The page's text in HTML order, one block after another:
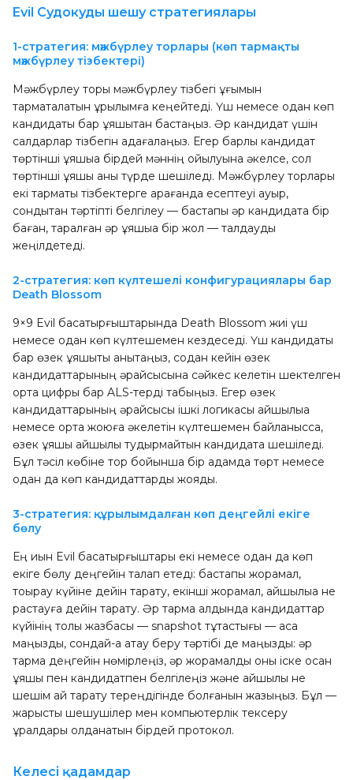
Evil Судокуды шешу стратегиялары
1-стратегия: мәжбүрлеу торлары (көп тармақты
мәжбүрлеу тізбектері)
Мәжбүрлеу торы мәжбүрлеу тізбегі ұғымын
тармақталатын құрылымға кеңейтеді. Үш немесе одан көп
кандидаты бар ұяшықтан бастаңыз. Әр кандидат үшін
салдарлар тізбегін қадағалаңыз. Егер барлық кандидат
төртінші ұяшыққа бірдей мәннің қойылуына әкелсе, сол
төртінші ұяшық анық түрде шешіледі. Мәжбүрлеу торлары
екі тармақты тізбектерге қарағанда есептеуі ауыр,
сондықтан тәртіпті белгілеу — бастапқы әр кандидатқа бір
баған, таралған әр ұяшыққа бір жол — талдауды
жеңілдетеді.
2-стратегия: көп күлтешелі конфигурациялары бар
Death Blossom
9×9 Evil басқатырғыштарында Death Blossom жиі үш
немесе одан көп күлтешемен кездеседі. Үш кандидаты
бар өзек ұяшықты анықтаңыз, содан кейін өзек
кандидаттарының әрқайсысына сәйкес келетін шектелген
ортақ цифры бар ALS-терді табыңыз. Егер өзек
кандидаттарының әрқайсысы ішкі логикасы қайшылыққа
немесе ортақ жоюға әкелетін күлтешемен байланысса,
өзек ұяшық қайшылық тудырмайтын кандидатқа шешіледі.
Бұл тәсіл көбіне тор бойынша бір қадамда төрт немесе
одан да көп кандидаттарды жояды.
3-стратегия: құрылымдалған көп деңгейлі екіге
бөлу
Ең қиын Evil басқатырғыштары екі немесе одан да көп
екіге бөлу деңгейін талап етеді: бастапқы жорамал,
тоқырау күйіне дейін тарату, екінші жорамал, қайшылыққа не
растауға дейін тарату. Әр тармақ алдында кандидаттар
күйінің толық жазбасы — snapshot тұтастығы — аса
маңызды, сондай-ақ атау беру тәртібі де маңызды: әр
тармақ деңгейін нөмірлеңіз, әр жорамалды оны іске қосқан
ұяшық пен кандидатпен белгілеңіз және қайшылық не
шешім қай тарату тереңдігінде болғанын жазыңыз. Бұл —
жарыстық шешушілер мен компьютерлік тексеру
құралдары қолданатын бірдей протокол.
Келесі қадамдар